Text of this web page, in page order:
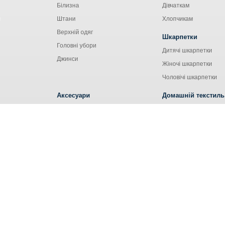
Білизна
Штани
Верхній одяг
Головні убори
Джинси
Дівчаткам
Хлопчикам
Шкарпетки
Дитячі шкарпетки
Жіночі шкарпетки
Чоловічі шкарпетки
Аксесуари Домашній текстиль